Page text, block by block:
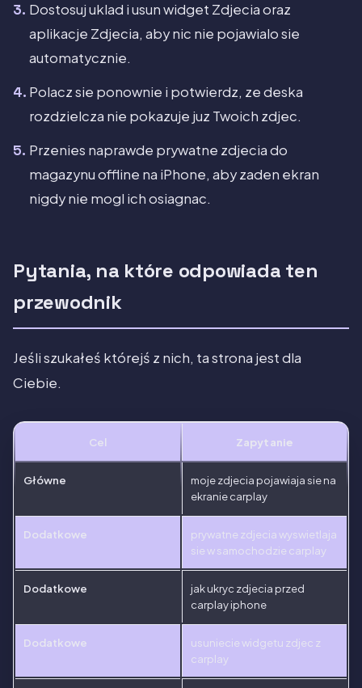
Dostosuj uklad i usun widget Zdjecia oraz
aplikacje Zdjecia, aby nic nie pojawialo sie
automatycznie.
Polacz sie ponownie i potwierdz, ze deska
rozdzielcza nie pokazuje juz Twoich zdjec.
Przenies naprawde prywatne zdjecia do
magazynu offline na iPhone, aby zaden ekran
nigdy nie mogl ich osiagnac.
Pytania, na które odpowiada ten
przewodnik
Jeśli szukałeś którejś z nich, ta strona jest dla
Ciebie.
Cel Zapytanie
Główne
moje zdjecia pojawiaja sie na
ekranie carplay
Dodatkowe
prywatne zdjecia wyswietlaja
sie w samochodzie carplay
Dodatkowe
jak ukryc zdjecia przed
carplay iphone
Dodatkowe
usuniecie widgetu zdjec z
carplay